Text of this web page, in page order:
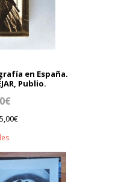
en España.
Publio.